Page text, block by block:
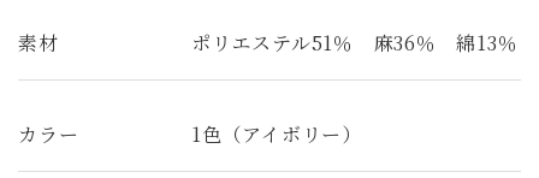
素材 ポリエステル51％ 麻36％ 綿13％
カラー 1色（アイボリー）